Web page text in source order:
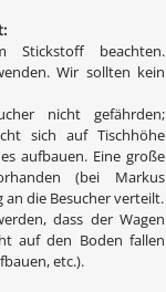
Stickstoff beachten.
Wir sollten kein
nicht gefährden;
sich auf Tischhöhe
aufbauen. Eine große
(bei Markus
die Besucher verteilt.
dass der Wagen
auf den Boden fallen
etc.).